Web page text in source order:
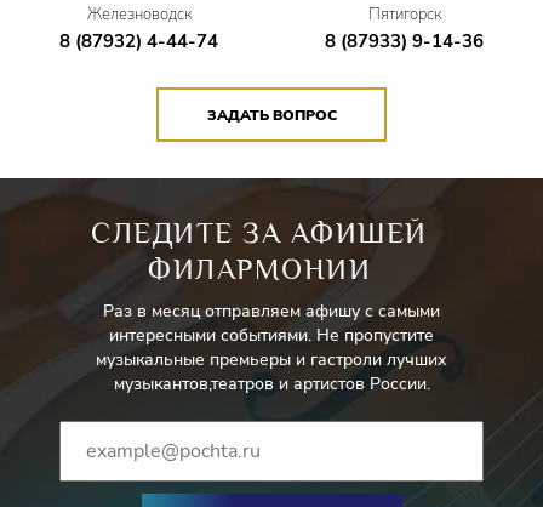
Железноводск
8 (87932) 4-44-74
Пятигорск
8 (87933) 9-14-36
ЗАДАТЬ ВОПРОС
СЛЕДИТЕ ЗА АФИШЕЙ
ФИЛАРМОНИИ
Раз в месяц отправляем афишу с самыми
интересными событиями. Не пропустите
музыкальные премьеры и гастроли лучших
музыкантов,театров и артистов России.